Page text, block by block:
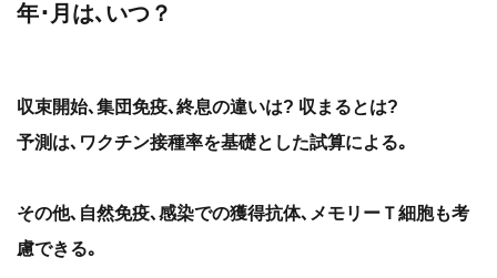
年･月は､いつ？
収束開始､集団免疫､終息の違いは? 収まるとは?
予測は､ワクチン接種率を基礎とした試算による｡
その他､自然免疫､感染での獲得抗体､メモリーＴ細胞も考
慮できる｡